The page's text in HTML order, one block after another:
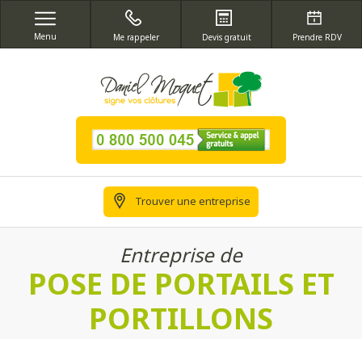
Menu Me rappeler Devis gratuit Prendre RDV
Trouver une entreprise
Entreprise de
POSE DE PORTAILS ET
PORTILLONS